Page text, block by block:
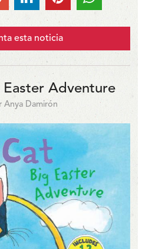
esta noticia
Adventure
Damirón